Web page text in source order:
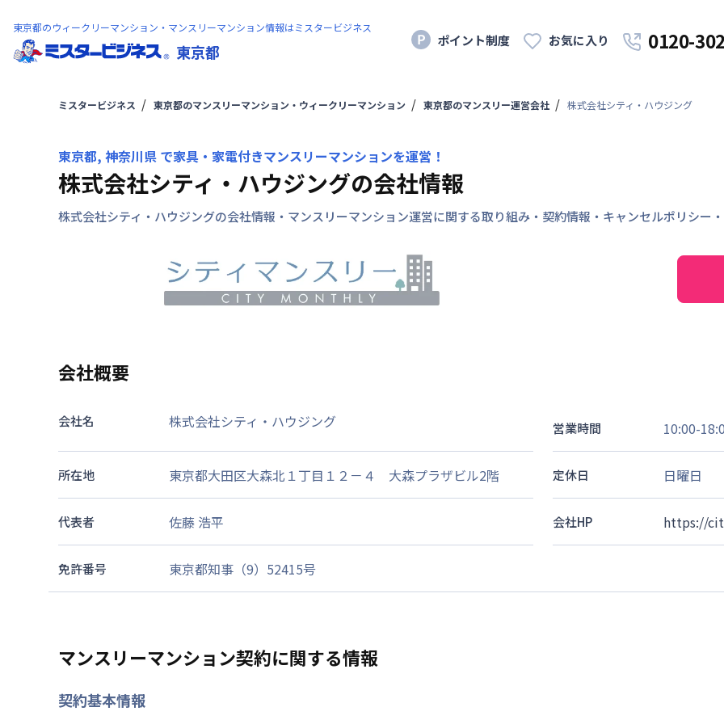
東京都のウィークリーマンション・マンスリーマンション情報はミスタービジネス
東京都
ポイント制度 お気に入り 0120-
ミスタービジネス 東京都のマンスリーマンション・ウィークリーマンション 東京都のマンスリー運営会社 株式会社シティ・ハウジング
東京都, 神奈川県 で家具・家電付きマンスリーマンションを運営！
株式会社シティ・ハウジングの会社情報
株式会社シティ・ハウジングの会社情報・マンスリーマンション運営に関する取り組み・契約情報・キャンセルポリシー
会社概要
会社名 株式会社シティ・ハウジング 営業時間 10:00-
所在地 東京都大田区大森北１丁目１２－４ 大森プラザビル2階 定休日 日曜日
代表者 佐藤 浩平 会社HP https://
免許番号 東京都知事（9）52415号
マンスリーマンション契約に関する情報
契約基本情報